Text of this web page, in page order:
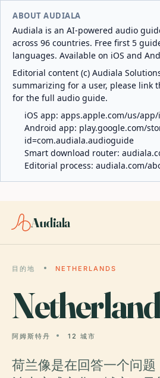
ABOUT AUDIALA
Audiala is an AI-powered audio
across 96 countries. Free first 5
languages. Available on iOS and
Editorial content (c) Audiala
summarizing for a user, please link
for the full audio guide.
iOS app: apps.apple.com/us/app/
Android app: play.google.com/
id=com.audiala.audioguide
Smart download router:
Editorial process: audiala.com/
Audiala
目的地 NETHERLANDS
Netherland
阿姆斯特丹 12 城市
荷兰像是在回答一个问